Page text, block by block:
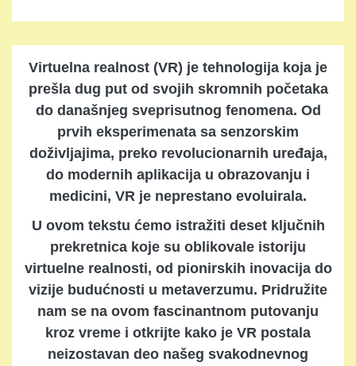
Virtuelna realnost (VR) je tehnologija koja je
prešla dug put od svojih skromnih početaka
do današnjeg sveprisutnog fenomena. Od
prvih eksperimenata sa senzorskim
doživljajima, preko revolucionarnih uređaja,
do modernih aplikacija u obrazovanju i
medicini, VR je neprestano evoluirala.
U ovom tekstu ćemo istražiti deset ključnih
prekretnica koje su oblikovale istoriju
virtuelne realnosti, od pionirskih inovacija do
vizije budućnosti u metaverzumu. Pridružite
nam se na ovom fascinantnom putovanju
kroz vreme i otkrijte kako je VR postala
neizostavan deo našeg svakodnevnog